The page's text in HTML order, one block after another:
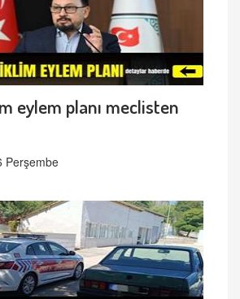
eylem planı meclisten
Perşembe